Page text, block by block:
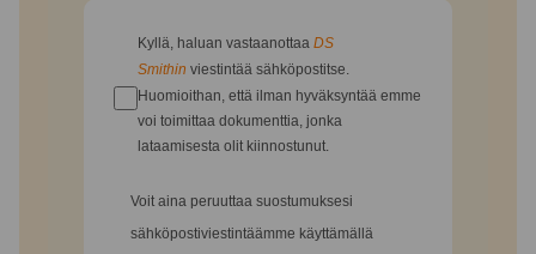
Kyllä, haluan vastaanottaa DS
Smithin viestintää sähköpostitse.
Huomioithan, että ilman hyväksyntää emme
voi toimittaa dokumenttia, jonka
lataamisesta olit kiinnostunut.
Voit aina peruuttaa suostumuksesi
sähköpostiviestintäämme käyttämällä